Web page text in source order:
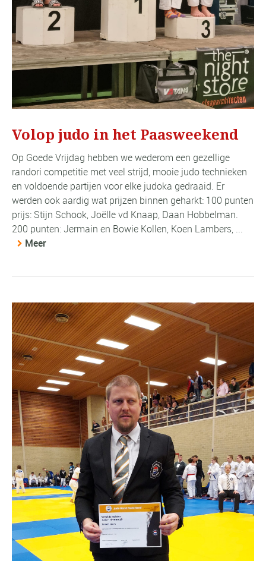
Volop judo in het Paasweekend
Op Goede Vrijdag hebben we wederom een gezellige
randori competitie met veel strijd, mooie judo technieken
en voldoende partijen voor elke judoka gedraaid. Er
werden ook aardig wat prijzen binnen geharkt: 100 punten
prijs: Stijn Schook, Joëlle vd Knaap, Daan Hobbelman.
200 punten: Jermain en Bowie Kollen, Koen Lambers, ...
Meer